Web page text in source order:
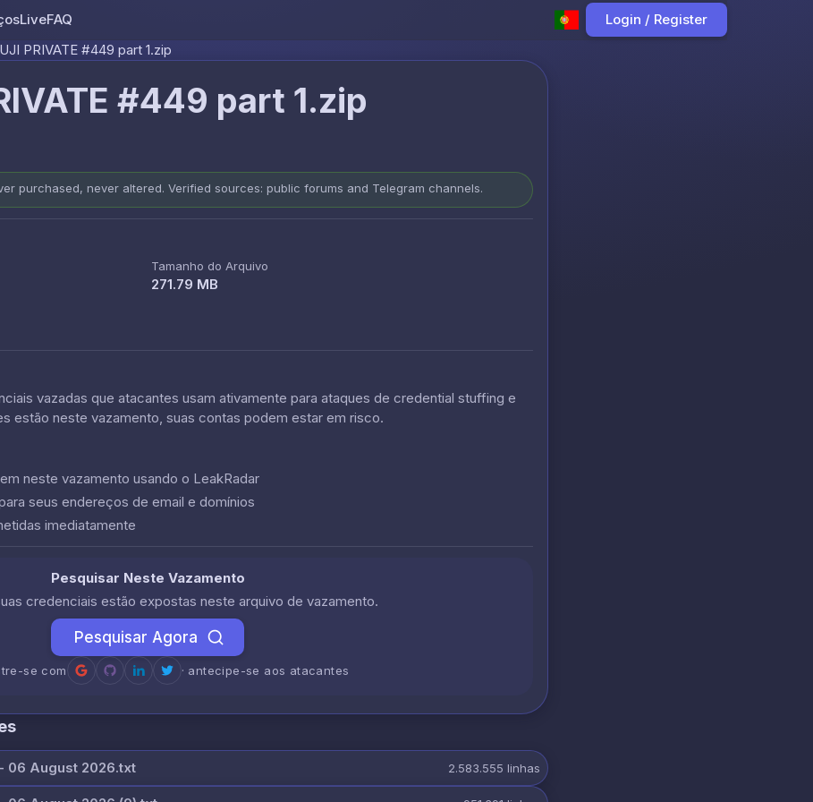
LiveFAQ
Login / Register
PRIVATE #449 part 1.zip
#449 part 1.zip
purchased, never altered. Verified sources: public forums and Telegram channels.
Tamanho do Arquivo
271.79 MB
vazadas que atacantes usam ativamente para ataques de credential stuffing e
estão neste vazamento, suas contas podem estar em risco.
neste vazamento usando o LeakRadar
seus endereços de email e domínios
imediatamente
Pesquisar Neste Vazamento
credenciais estão expostas neste arquivo de vazamento.
Pesquisar Agora
se com · antecipe-se aos atacantes
06 August 2026.txt 2.583.555 linhas